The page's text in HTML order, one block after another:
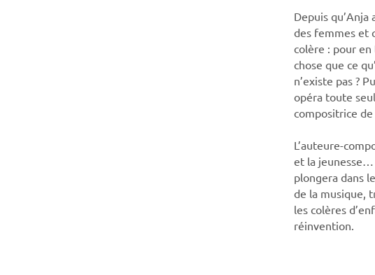
Depuis
des femmes et
colère : pour
chose que ce
n’existe pas ?
opéra toute
compositrice
L’auteure-
et la jeunesse…
plongera dans
de la musique,
les colères
réinvention.